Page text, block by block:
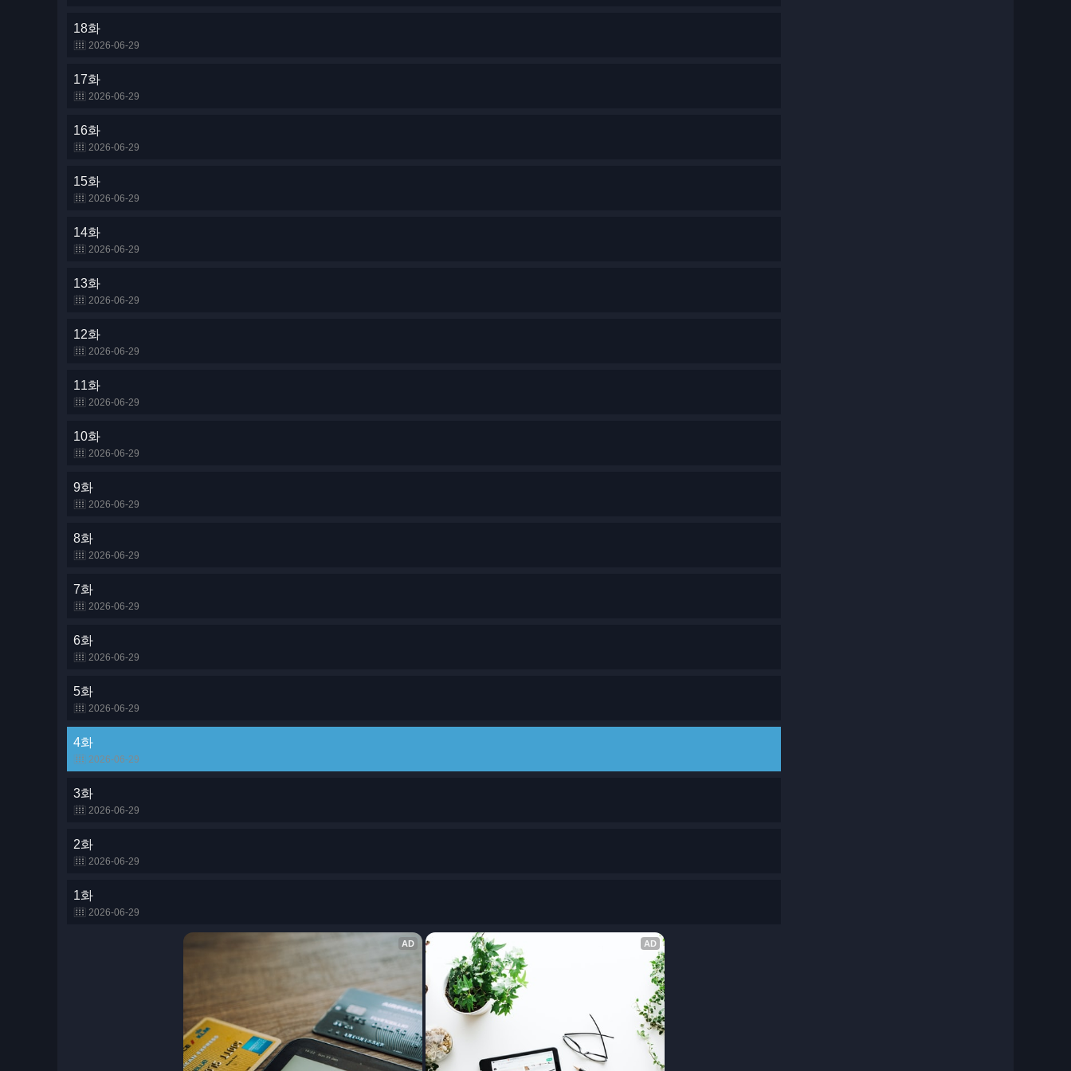
18화
2026-06-29
17화
2026-06-29
16화
2026-06-29
15화
2026-06-29
14화
2026-06-29
13화
2026-06-29
12화
2026-06-29
11화
2026-06-29
10화
2026-06-29
9화
2026-06-29
8화
2026-06-29
7화
2026-06-29
6화
2026-06-29
5화
2026-06-29
4화
2026-06-29
3화
2026-06-29
2화
2026-06-29
1화
2026-06-29